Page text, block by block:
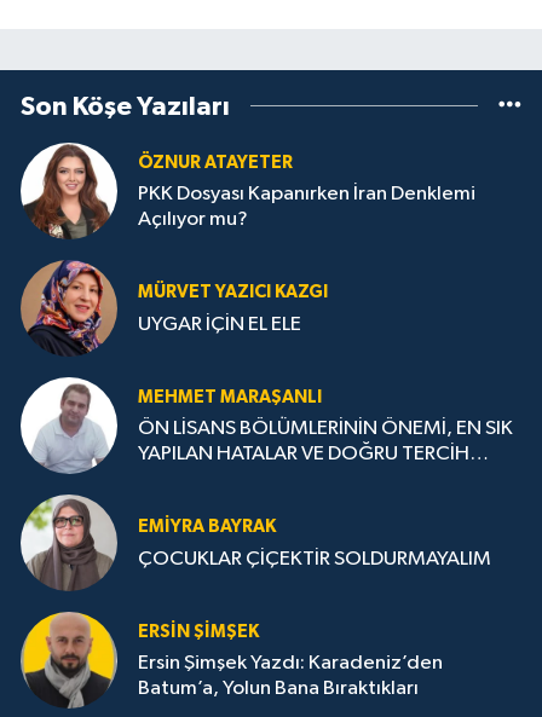
Son Köşe Yazıları
ÖZNUR ATAYETER
PKK Dosyası Kapanırken İran Denklemi
Açılıyor mu?
MÜRVET YAZICI KAZGI
UYGAR İÇİN EL ELE
MEHMET MARAŞANLI
ÖN LİSANS BÖLÜMLERİNİN ÖNEMİ, EN SIK
YAPILAN HATALAR VE DOĞRU TERCİH
EMIYRA BAYRAK
ÇOCUKLAR ÇİÇEKTİR SOLDURMAYALIM
ERSIN ŞIMŞEK
Ersin Şimşek Yazdı: Karadeniz’den
Batum’a, Yolun Bana Bıraktıkları